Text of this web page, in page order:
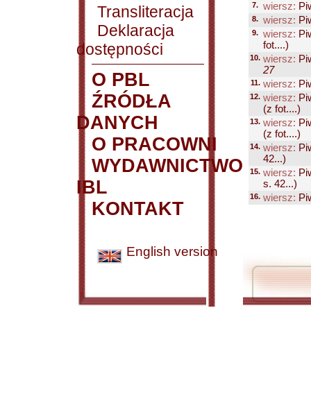
Transliteracja
Deklaracja
dostępności
O PBL
ŹRÓDŁA
DANYCH
O PRACOWNI
WYDAWNICTWO
IBL
KONTAKT
English version
7. wiersz:
8. wiersz:
9. wiersz:
fot....)
10. wiersz:
27
11. wiersz:
12. wiersz:
(z fot....)
13. wiersz:
(z fot....)
14. wiersz:
42...)
15. wiersz:
s. 42...)
16. wiersz: